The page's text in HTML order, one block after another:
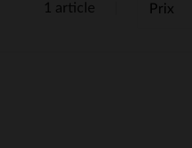
1 article